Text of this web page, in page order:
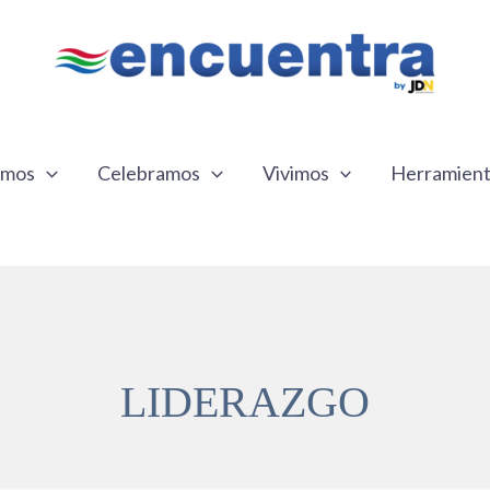
Celebramos Vivimos
LIDERAZGO